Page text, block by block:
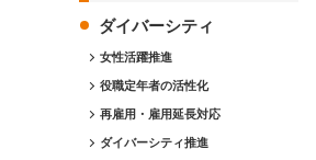
ダイバーシティ
女性活躍推進
役職定年者の活性化
再雇用・雇用延長対応
ダイバーシティ推進